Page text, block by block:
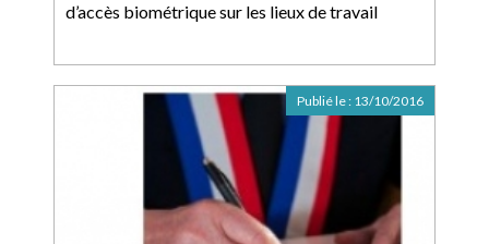
d’accès biométrique sur les lieux de travail
Publié le : 13/10/2016